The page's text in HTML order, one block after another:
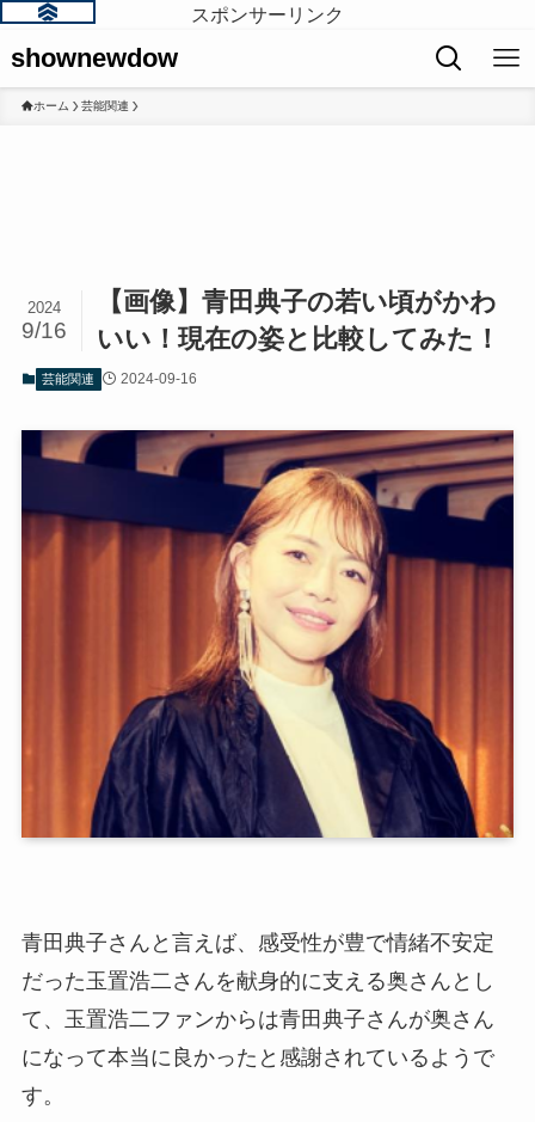
スポンサーリンク
shownewdow
ホーム 芸能関連
【画像】青田典子の若い頃がかわ
いい！現在の姿と比較してみた！
2024
9/16
芸能関連 2024-09-16
青田典子さんと言えば、感受性が豊で情緒不安定
だった玉置浩二さんを献身的に支える奥さんとし
て、玉置浩二ファンからは青田典子さんが奥さん
になって本当に良かったと感謝されているようで
す。